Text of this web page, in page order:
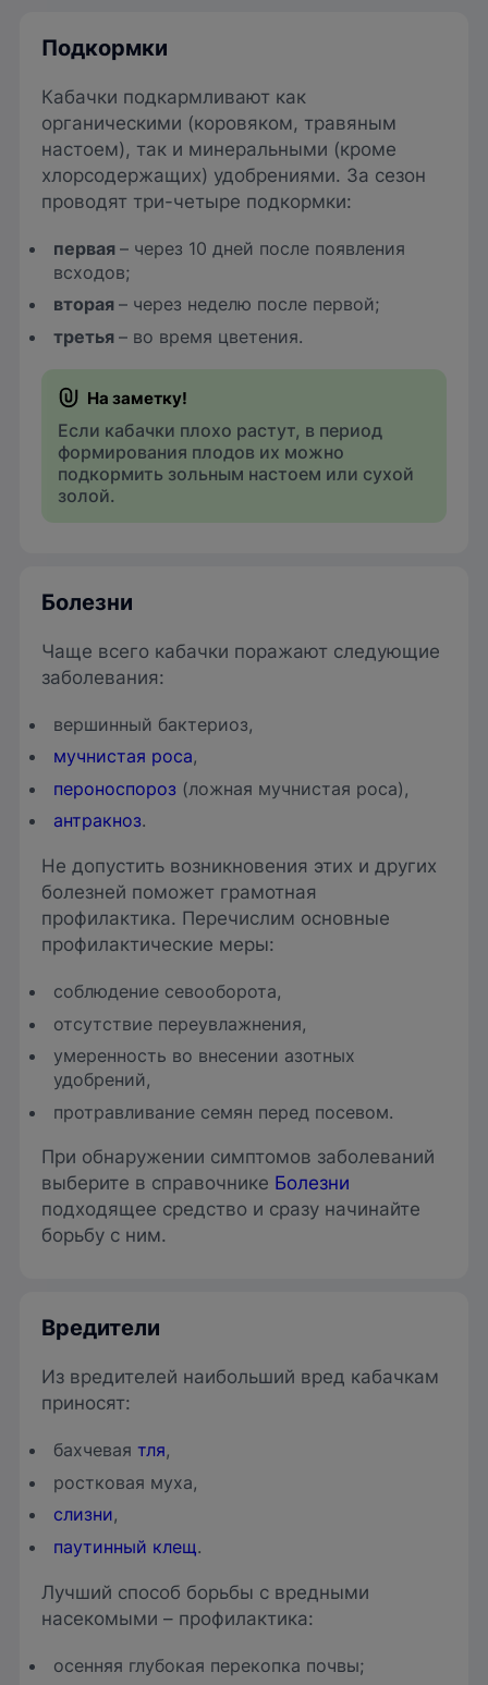
Подкормки
Кабачки подкармливают как
органическими (коровяком, травяным
настоем), так и минеральными (кроме
хлорсодержащих) удобрениями. За сезон
проводят три-четыре подкормки:
первая– через 10 дней после появления
всходов;
вторая– через неделю после первой;
третья– во время цветения.
Если кабачки плохо растут, в период
формирования плодов их можно
подкормить зольным настоем или сухой
золой.
Болезни
Чаще всего кабачки поражают следующие
заболевания:
вершинный бактериоз,
мучнистая роса,
пероноспороз (ложная мучнистая роса),
антракноз.
Не допустить возникновения этих и других
болезней поможет грамотная
профилактика. Перечислим основные
профилактические меры:
соблюдение севооборота,
отсутствие переувлажнения,
умеренность во внесении азотных
удобрений,
протравливание семян перед посевом.
При обнаружении симптомов заболеваний
выберите в справочнике Болезни
подходящее средство и сразу начинайте
борьбу с ним.
Вредители
Из вредителей наибольший вред кабачкам
приносят:
бахчеваятля,
ростковая муха,
слизни,
паутинный клещ.
Лучший способ борьбы с вредными
насекомыми – профилактика:
осенняя глубокая перекопка почвы;